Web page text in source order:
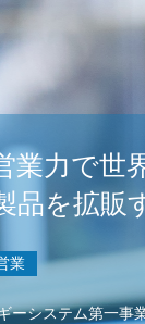
業力で世
品を拡販
業
ーシステム第一事